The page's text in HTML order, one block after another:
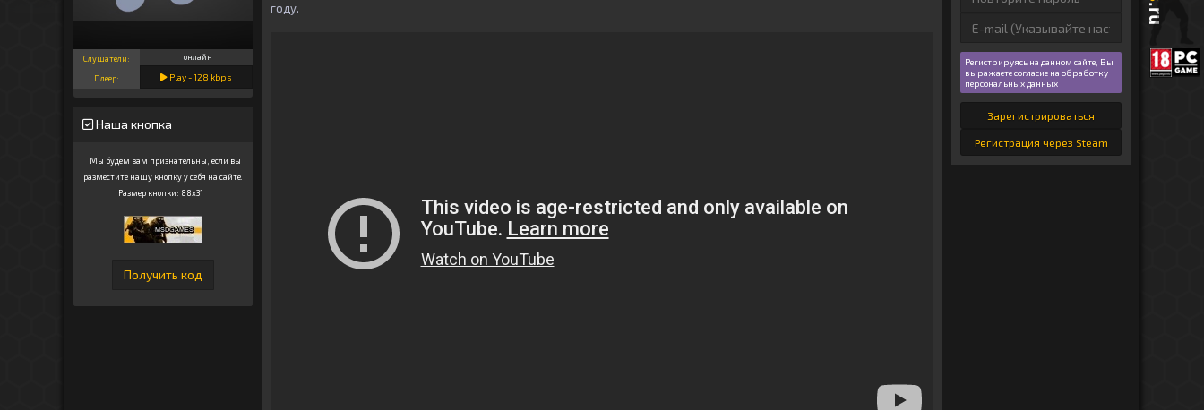
Слушатели: онлайн
Плеер: Play -128 kbps
Наша кнопка
Мы будем вам признательны, если вы
разместите нашу кнопку у себя на сайте.
Размер кнопки: 88x31
году.
Регистрируясь на данном сайте, Вы
выражаете согласие на обработку
персональных данных
Зарегистрироваться
Регистрация через Steam